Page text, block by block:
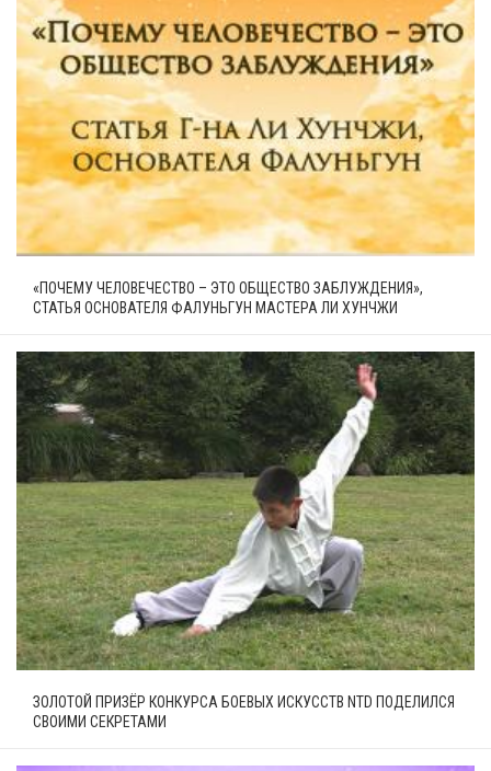
«ПОЧЕМУ ЧЕЛОВЕЧЕСТВО – ЭТО ОБЩЕСТВО ЗАБЛУЖДЕНИЯ»,
СТАТЬЯ ОСНОВАТЕЛЯ ФАЛУНЬГУН МАСТЕРА ЛИ ХУНЧЖИ
ЗОЛОТОЙ ПРИЗЁР КОНКУРСА БОЕВЫХ ИСКУССТВ NTD ПОДЕЛИЛСЯ
СВОИМИ СЕКРЕТАМИ